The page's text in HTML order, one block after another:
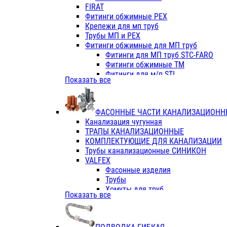
Фитинги ПП белые
Фитинги ПП белые
Фитинги ППс металл.белые
VALFEX
Трубы PE-RT
Трубы ПП водопровод белые
Трубы ПП водопровод серые
Трубы армированные
Трубы армированные
Фитинги с металл. серые
Фитинги ПП (серые)
Фитинги ПП белые
Краны
Фитинги ПП (белые)
Фитинги ПП с металлом белые
ПК КОНТУР
Краны полипропиленовые
Трубы полипропиленивые
FIRAT
Фитинги обжимные PEX
Крепежи для мп труб
Трубы МП и PEX
Фитинги обжимные для МП труб
Фитинги для МП труб STC-FARO
Фитинги обжимные ТМ
Фитинги для м/п STI
Фитинги для МП труб TITAN
TK
VALFEX
Показать все
ФАСОННЫЕ ЧАСТИ
Канализация чугунная
ТРАПЫ КАНАЛИЗАЦИОННЫЕ
КОМПЛЕКТУЮЩИЕ ДЛЯ КАНАЛИЗАЦИИ
Трубы канализационные СИНИКОН
VALFEX
Фасонные изделия
Трубы
Хомуты для труб
ПВХ (стройполимер)
Показать все